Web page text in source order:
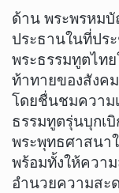
ด้าน ​พระพรหม
ประธานในที่ปร
พระธรรมทูตไท
ท้าทายของสังค
โดยชื่นชมความ
ธรรมทูตรุ่นบุกเ
พระพุทธศาสนา
พร้อมทั้งให้ควา
อำนวยความสะ